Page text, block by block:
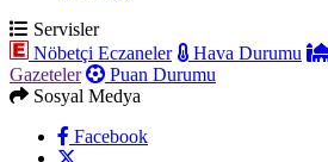
Servisler
Nöbetçi Eczaneler
Hava Durumu
Gazeteler
Puan Durumu
Sosyal Medya
Facebook